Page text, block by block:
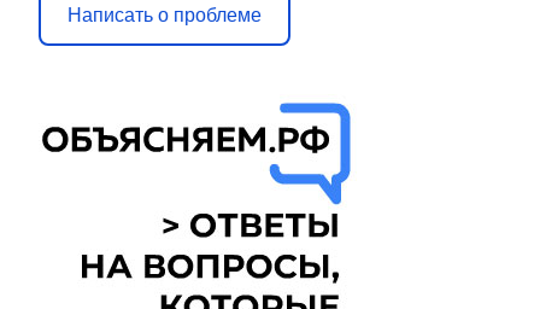
Написать о проблеме